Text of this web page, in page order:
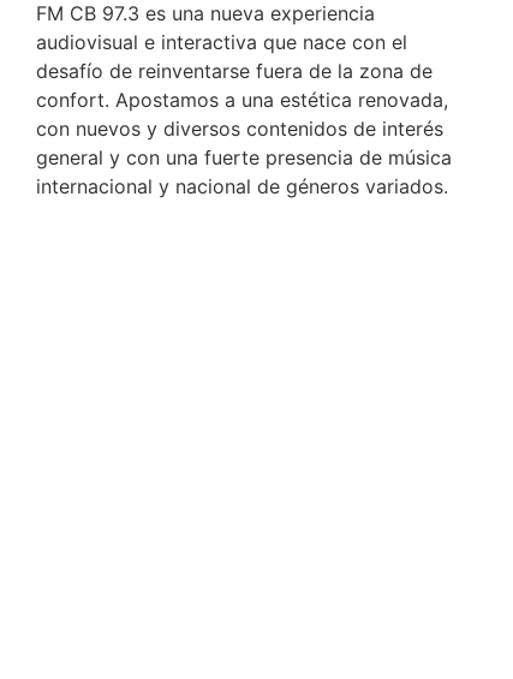
FM CB 97.3 es una nueva experiencia
audiovisual e interactiva que nace con el
desafío de reinventarse fuera de la zona de
confort. Apostamos a una estética renovada,
con nuevos y diversos contenidos de interés
general y con una fuerte presencia de música
internacional y nacional de géneros variados.